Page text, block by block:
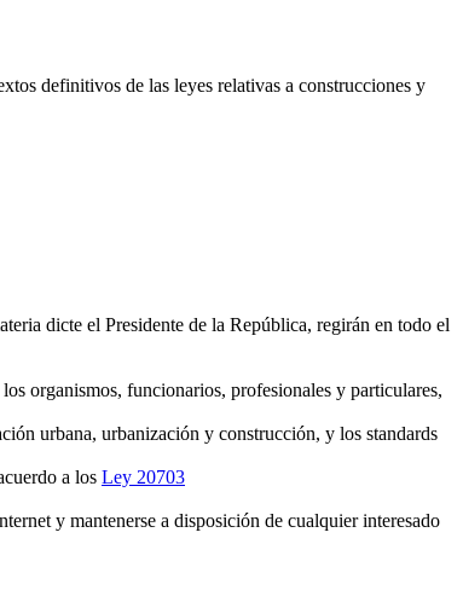
definitivos de las leyes relativas a construcciones y
dicte el Presidente de la República, regirán en todo el
organismos, funcionarios, profesionales y particulares,
urbana, urbanización y construcción, y los standards
a los Ley 20703
y mantenerse a disposición de cualquier interesado